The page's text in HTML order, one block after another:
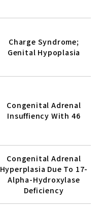
Charge Syndrome;
Genital Hypoplasia
Congenital Adrenal
Insuffiency With 46
Congenital Adrenal
Hyperplasia Due To 17-
Alpha-Hydroxylase
Deficiency